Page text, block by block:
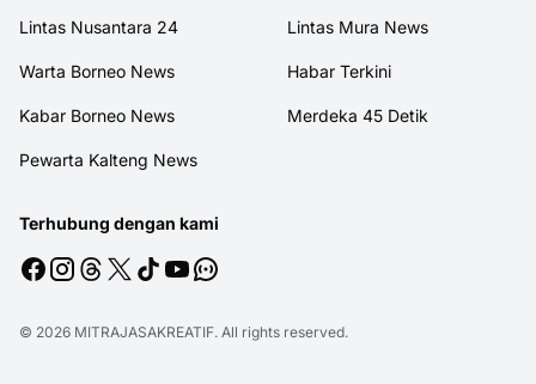
Lintas Nusantara 24 Lintas Mura News
Warta Borneo News Habar Terkini
Kabar Borneo News Merdeka 45 Detik
Pewarta Kalteng News
Terhubung dengan kami
© 2026 MITRAJASAKREATIF. All rights reserved.